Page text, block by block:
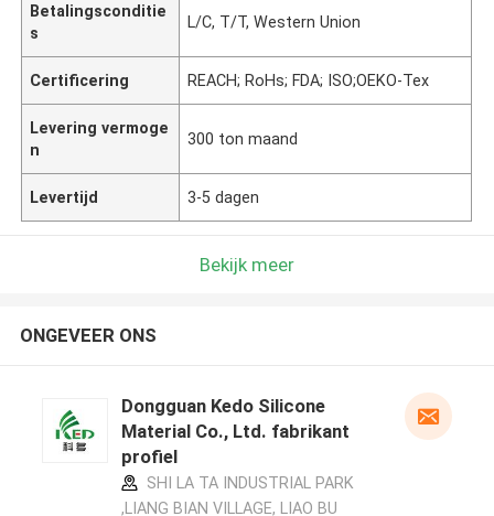
Betalingsconditie
s
L/C, T/T, Western Union
Certificering REACH; RoHs; FDA; ISO;OEKO-Tex
Levering vermoge
n
300 ton maand
Levertijd 3-5 dagen
Bekijk meer
ONGEVEER ONS
Dongguan Kedo Silicone
Material Co., Ltd. fabrikant
profiel
SHI LA TA INDUSTRIAL PARK
,LIANG BIAN VILLAGE, LIAO BU